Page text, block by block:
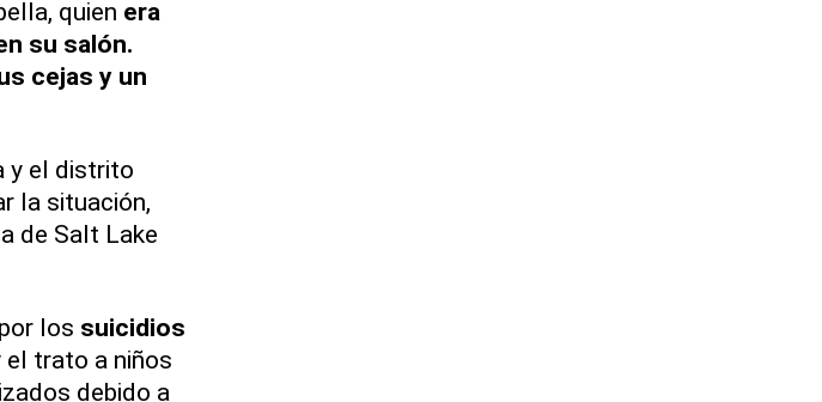
quien era
su salón.
cejas y un
y el distrito
la situación,
de Salt Lake
los suicidios
el trato a niños
debido a